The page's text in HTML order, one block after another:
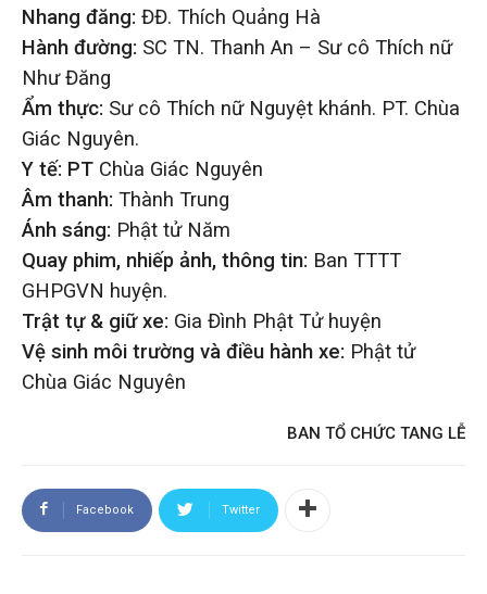
Nhang đăng: ĐĐ. Thích Quảng Hà
Hành đường: SC TN. Thanh An – Sư cô Thích nữ
Như Đăng
Ẩm thực: Sư cô Thích nữ Nguyệt khánh. PT. Chùa
Giác Nguyên.
Y tế: PT Chùa Giác Nguyên
Âm thanh: Thành Trung
Ánh sáng: Phật tử Năm
Quay phim, nhiếp ảnh, thông tin: Ban TTTT
GHPGVN huyện.
Trật tự & giữ xe: Gia Đình Phật Tử huyện
Vệ sinh môi trường và điều hành xe: Phật tử
Chùa Giác Nguyên
BAN TỔ CHỨC TANG LỄ
Facebook Twitter